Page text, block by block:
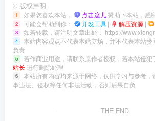
© 版权声明
1 如果您喜欢本站， 点击这儿赞助下本站，感
2 可能会帮助到你： 开发工具 | 解压资源 |
3 如若转载，请注明文章出处： https://
4
本站内容观点不代表本站立场，并不代表本站赞
负责
5 若作商业用途，请联系原作者授权，若本站侵犯
站长 进行删除处理
6
本站所有内容均来源于网络，仅供学习与参考，
事违法、侵权等任何非法活动，否则后果自负
THE END